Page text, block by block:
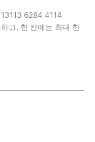
6284 4114
고, 한 칸에는 최대 한